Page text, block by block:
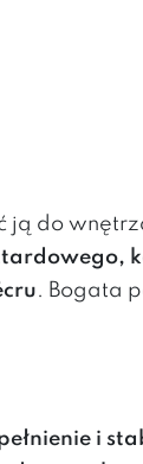
do
. Bogata
i